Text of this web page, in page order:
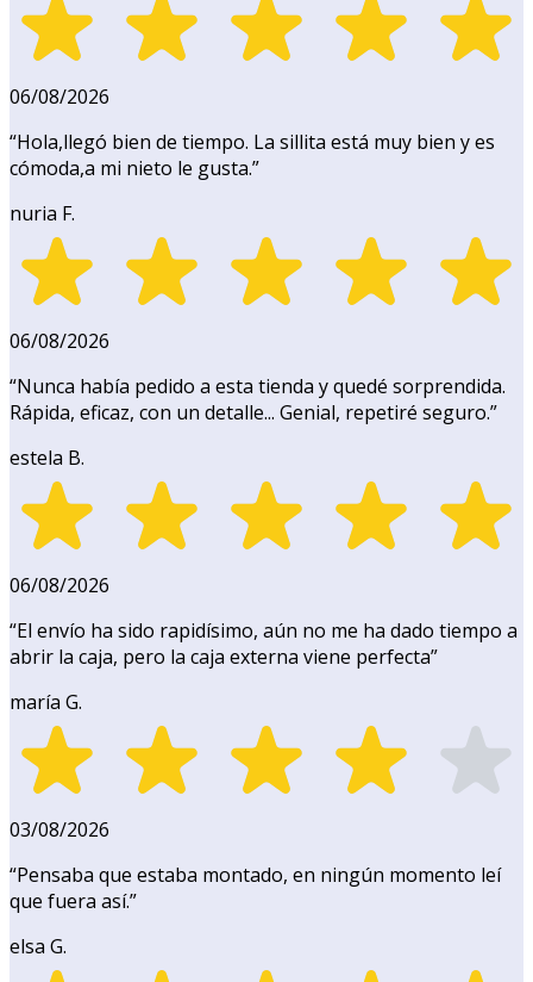
06/08/2026
“Hola,llegó bien de tiempo. La sillita está muy bien y es
cómoda,a mi nieto le gusta.”
nuria F.
06/08/2026
“Nunca había pedido a esta tienda y quedé sorprendida.
Rápida, eficaz, con un detalle... Genial, repetiré seguro.”
estela B.
06/08/2026
“El envío ha sido rapidísimo, aún no me ha dado tiempo a
abrir la caja, pero la caja externa viene perfecta”
maría G.
03/08/2026
“Pensaba que estaba montado, en ningún momento leí
que fuera así.”
elsa G.